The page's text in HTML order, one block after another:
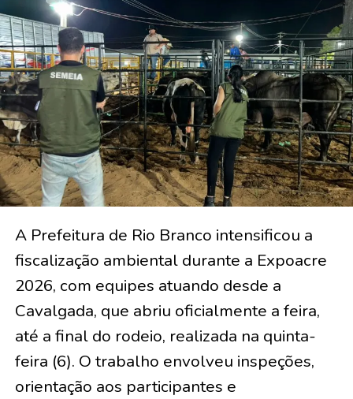
A Prefeitura de Rio Branco intensificou a
fiscalização ambiental durante a Expoacre
2026, com equipes atuando desde a
Cavalgada, que abriu oficialmente a feira,
até a final do rodeio, realizada na quinta-
feira (6). O trabalho envolveu inspeções,
orientação aos participantes e